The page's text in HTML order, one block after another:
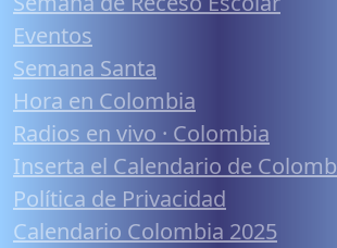
Eventos
Semana Santa
Hora en Colombia
Radios en vivo · Colombia
Inserta el Calendario de
Política de Privacidad
Calendario Colombia 2025